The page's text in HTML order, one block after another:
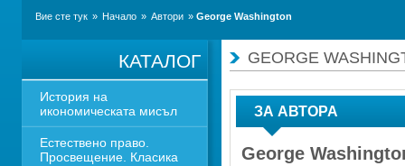
Вие сте тук » Начало » Автори » George Washington
КАТАЛОГ
История на
икономическата мисъл
Естествено право.
Просвещение. Класика
GEORGE
ЗА АВТОРА
George